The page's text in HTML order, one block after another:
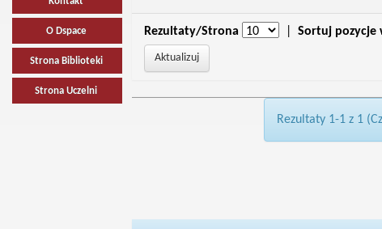
O Dspace
Strona Biblioteki
Strona Uczelni
Rezultaty/Strona Sortuj pozycje
Rezultaty 1-1 z 1